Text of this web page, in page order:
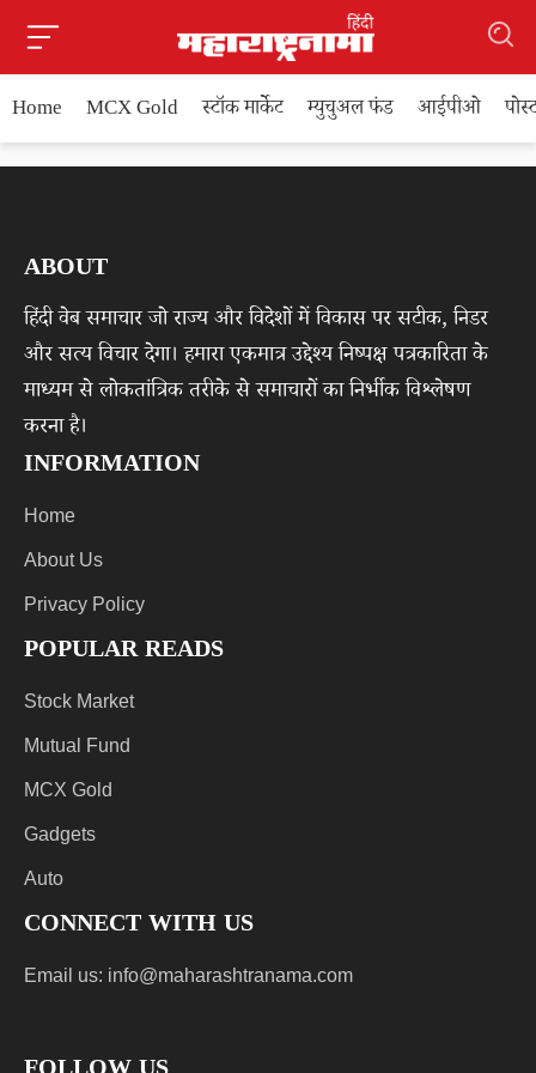
Home MCX Gold स्टॉक मार्केट म्युचुअल फंड आईपीओ
ABOUT
हिंदी वेब समाचार जो राज्य और विदेशों में विकास पर सटीक, निडर
और सत्य विचार देगा। हमारा एकमात्र उद्देश्य निष्पक्ष पत्रकारिता के
माध्यम से लोकतांत्रिक तरीके से समाचारों का निर्भीक विश्लेषण
करना है।
INFORMATION
Home
About Us
Privacy Policy
POPULAR READS
Stock Market
Mutual Fund
MCX Gold
Gadgets
Auto
CONNECT WITH US
Email us: info@maharashtranama.com